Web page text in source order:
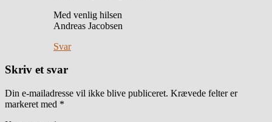
Med venlig hilsen
Andreas Jacobsen
Svar
Skriv et svar
Din e-mailadresse vil ikke blive publiceret. Krævede felter er
markeret med *